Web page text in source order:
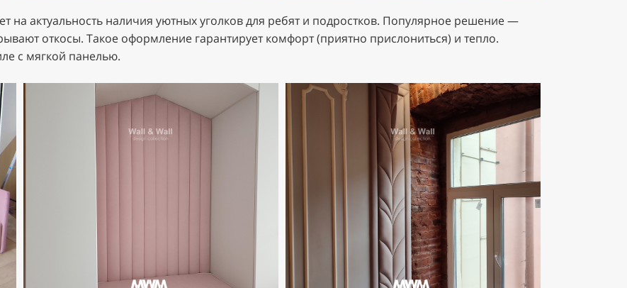
актуальность наличия уютных уголков для ребят и подростков. Популярное решение —
откосы. Такое оформление гарантирует комфорт (приятно прислониться) и тепло.
с мягкой панелью.